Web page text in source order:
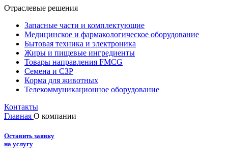
Отраслевые решения
Запасные части и комплектующие
Медицинское и фармакологическое оборудование
Бытовая техника и электроника
Жиры и пищевые ингредиенты
Товары направления FMCG
Семена и СЗР
Корма для животных
Телекоммуникационное оборудование
Контакты
Главная О компании
Оставить заявку
на услугу